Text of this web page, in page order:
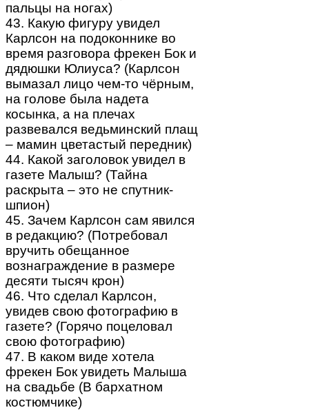
пальцы на ногах)
43. Какую фигуру увидел
Карлсон на подоконнике во
время разговора фрекен Бок и
дядюшки Юлиуса? (Карлсон
вымазал лицо чем-то чёрным,
на голове была надета
косынка, а на плечах
развевался ведьминский плащ
– мамин цветастый передник)
44. Какой заголовок увидел в
газете Малыш? (Тайна
раскрыта – это не спутник-
шпион)
45. Зачем Карлсон сам явился
в редакцию? (Потребовал
вручить обещанное
вознаграждение в размере
десяти тысяч крон)
46. Что сделал Карлсон,
увидев свою фотографию в
газете? (Горячо поцеловал
свою фотографию)
47. В каком виде хотела
фрекен Бок увидеть Малыша
на свадьбе (В бархатном
костюмчике)